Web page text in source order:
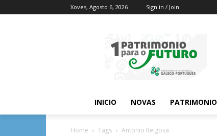
Xoves, Agosto 6, 2026 Sign in / Join
INICIO NOVAS PATRIMONIO
Home Tags Antonio Reigosa